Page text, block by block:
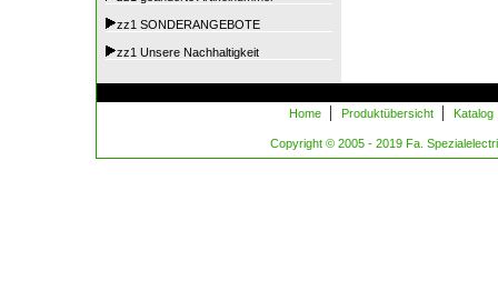
zz1 SONDERANGEBOTE
zz1 Unsere Nachhaltigkeit
Home | Produktübersicht | Katalog
Copyright © 2005 - 2019 Fa.